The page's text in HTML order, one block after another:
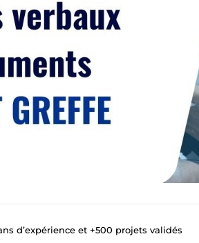
d’expérience et +500 projets validés